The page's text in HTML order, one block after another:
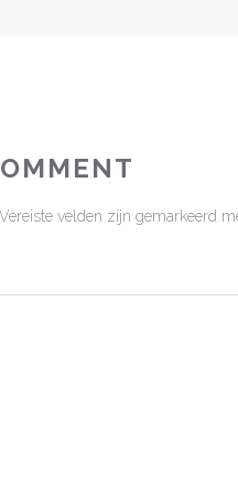
Vereiste velden zijn gemarkeerd